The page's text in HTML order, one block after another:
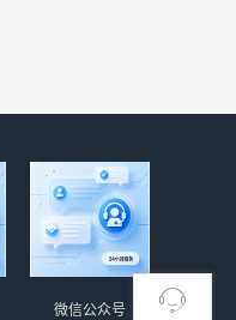
微信公众号